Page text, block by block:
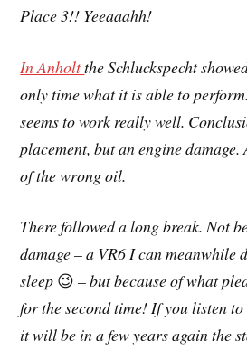
Place 3!! Yeeaaahh!
In Anholtthe Schluckspecht
only time what it is able to
seems to work really well.
placement, but an engine
of the wrong oil.
There followed a long break. Not
damage – a VR6 I can meanwhile
sleep 😉 – but because of what
for the second time! If you listen
it will be in a few years again the